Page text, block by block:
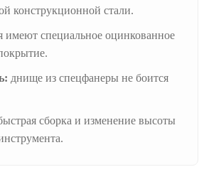
конструкционной стали.
имеют специальное оцинкованное
днище из спецфанеры не боится
сборка и изменение высоты